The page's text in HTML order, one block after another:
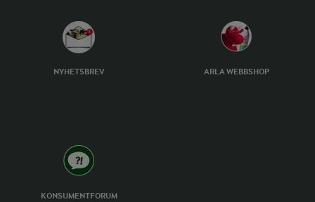
NYHETSBREV ARLA WEBBSHOP
KONSUMENTFORUM